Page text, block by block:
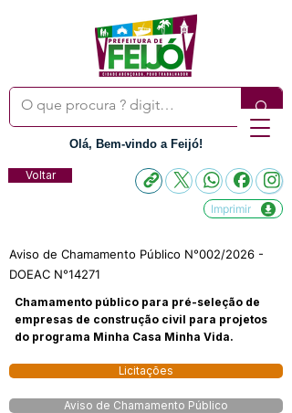
Olá, Bem-vindo a Feijó!
Voltar
Imprimir
Aviso de Chamamento Público N°002/2026 -
DOEAC N°14271
Chamamento público para pré-seleção de
empresas de construção civil para projetos
do programa Minha Casa Minha Vida.
Licitações
Aviso de Chamamento Público